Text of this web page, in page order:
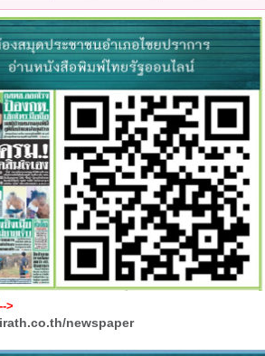
>
newspaper